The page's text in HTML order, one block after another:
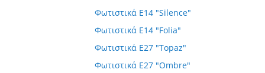
Φωτιστικά E14 "Silence"
Φωτιστικά E14 "Folia"
Φωτιστικά E27 "Topaz"
Φωτιστικά E27 "Ombre"